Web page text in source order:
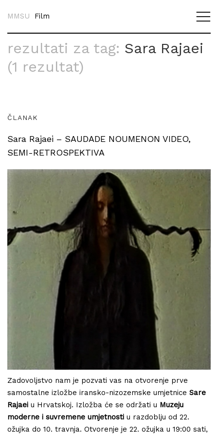
MMSU Film
rezultati za tag: Sara Rajaei
(1 rezultat)
ČLANAK
Sara Rajaei – SAUDADE NOUMENON VIDEO,
SEMI-RETROSPEKTIVA
Zadovoljstvo nam je pozvati vas na otvorenje prve
samostalne izložbe iransko-nizozemske umjetnice Sare
Rajaei u Hrvatskoj. Izložba će se održati u Muzeju
moderne i suvremene umjetnosti u razdoblju od 22.
ožujka do 10. travnja. Otvorenje je 22. ožujka u 19:00 sati,